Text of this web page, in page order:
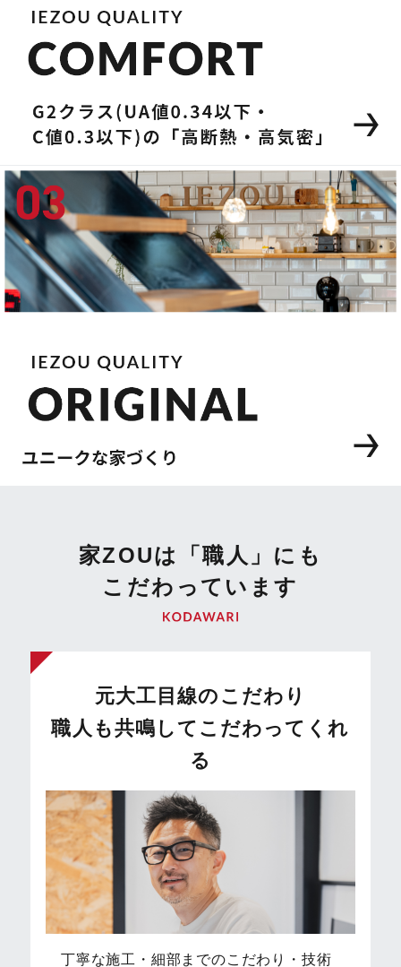
家ZOUは「職⼈」にも
こだわっています
元⼤⼯⽬線のこだわり
職⼈も共鳴してこだわってくれ
る
丁寧な施⼯・細部までのこだわり・技術